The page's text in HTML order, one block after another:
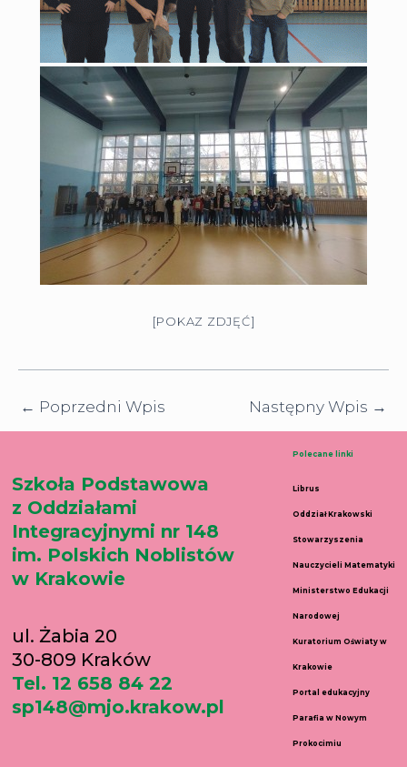
[POKAZ ZDJĘĆ]
← Poprzedni Wpis Następny Wpis →
Szkoła Podstawowa
z Oddziałami
Integracyjnymi nr 148
im. Polskich Noblistów
w Krakowie
ul. Żabia 20
30-809 Kraków
Tel. 12 658 84 22
sp148@mjo.krakow.pl
Polecane linki
Librus
Oddział Krakowski
Stowarzyszenia
Nauczycieli Matematyki
Ministerstwo Edukacji
Narodowej
Kuratorium Oświaty w
Krakowie
Portal edukacyjny
Parafia w Nowym
Prokocimiu